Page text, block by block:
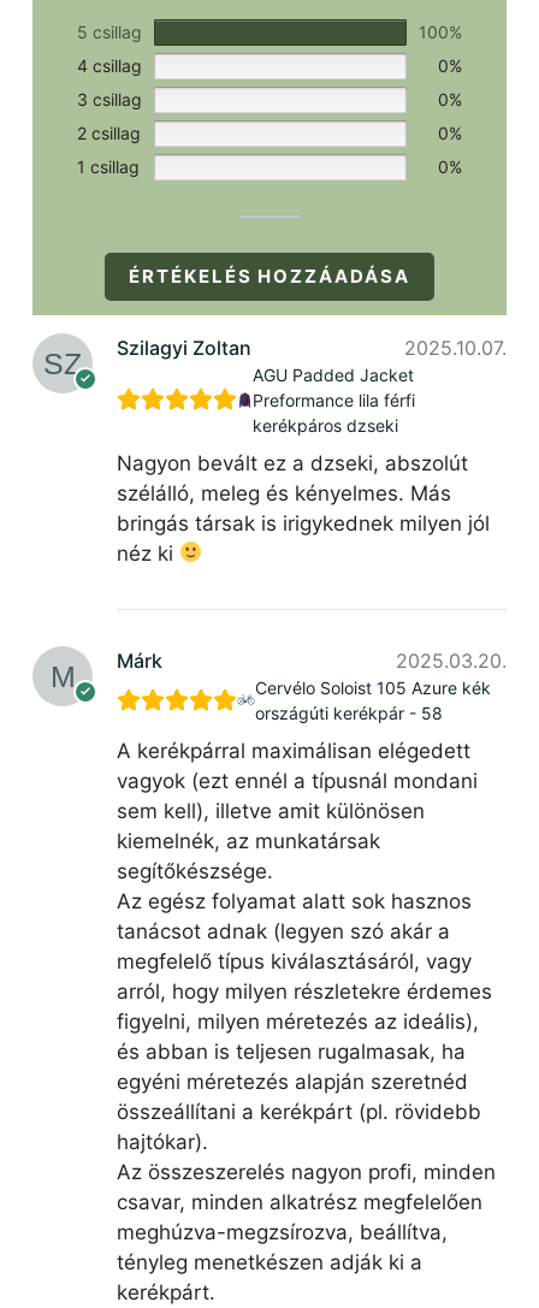
5 csillag
100%
4 csillag
0%
3 csillag
0%
2 csillag
0%
1 csillag
0%
ÉRTÉKELÉS HOZZÁADÁSA
Szilagyi Zoltan 2025.10.07.
AGU Padded Jacket
Preformance lila férfi
kerékpáros dzseki
Nagyon bevált ez a dzseki, abszolút
szélálló, meleg és kényelmes. Más
bringás társak is irigykednek milyen jól
néz ki
Márk 2025.03.20.
Cervélo Soloist 105 Azure kék
országúti kerékpár - 58
A kerékpárral maximálisan elégedett
vagyok (ezt ennél a típusnál mondani
sem kell), illetve amit különösen
kiemelnék, az munkatársak
segítőkészsége.
Az egész folyamat alatt sok hasznos
tanácsot adnak (legyen szó akár a
megfelelő típus kiválasztásáról, vagy
arról, hogy milyen részletekre érdemes
figyelni, milyen méretezés az ideális),
és abban is teljesen rugalmasak, ha
egyéni méretezés alapján szeretnéd
összeállítani a kerékpárt (pl. rövidebb
hajtókar).
Az összeszerelés nagyon profi, minden
csavar, minden alkatrész megfelelően
meghúzva-megzsírozva, beállítva,
tényleg menetkészen adják ki a
kerékpárt.